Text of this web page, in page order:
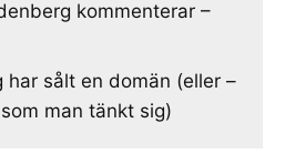
kommenterar –
har sålt en domän (eller –
man tänkt sig)